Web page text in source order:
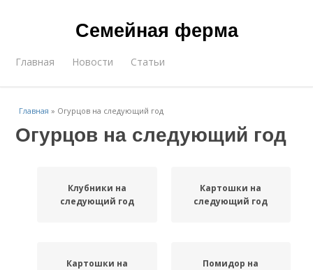
Семейная ферма
Главная Новости Статьи
Главная » Огурцов на следующий год
Огурцов на следующий год
Клубники на
следующий год
Картошки на
следующий год
Картошки на
Помидор на